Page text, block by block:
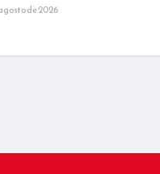
de 2026